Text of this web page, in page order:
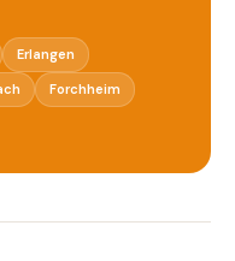
Erlangen
Forchheim